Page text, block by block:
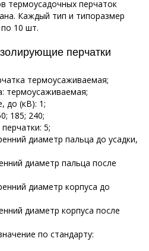
термоусадочных перчаток
Каждый тип и типоразмер
10 шт.
перчатки
термоусаживаемая;
термоусаживаемая;
до (кВ): 1;
185; 240;
5;
диаметр пальца до усадки,
диаметр пальца после
диаметр корпуса до
диаметр корпуса после
по стандарту: